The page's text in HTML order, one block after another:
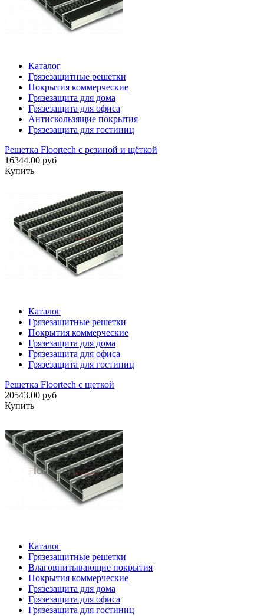
Каталог
Грязезащитные решетки
Покрытия коммерческие
Грязезащита для дома
Грязезащита для офиса
Антискользящие покрытия
Грязезащита для гостиниц
Решетка Floortech с резиной и щёткой
16344.00 руб
Купить
Каталог
Грязезащитные решетки
Покрытия коммерческие
Грязезащита для дома
Грязезащита для офиса
Грязезащита для гостиниц
Решетка Floortech с щеткой
20543.00 руб
Купить
Каталог
Грязезащитные решетки
Влаговпитывающие покрытия
Покрытия коммерческие
Грязезащита для дома
Грязезащита для офиса
Грязезащита для гостиниц